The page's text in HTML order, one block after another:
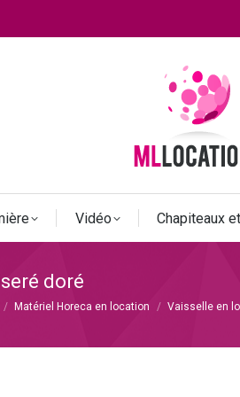
Vidéo Chapiteaux
doré
Matériel Horeca en location Vaisselle en